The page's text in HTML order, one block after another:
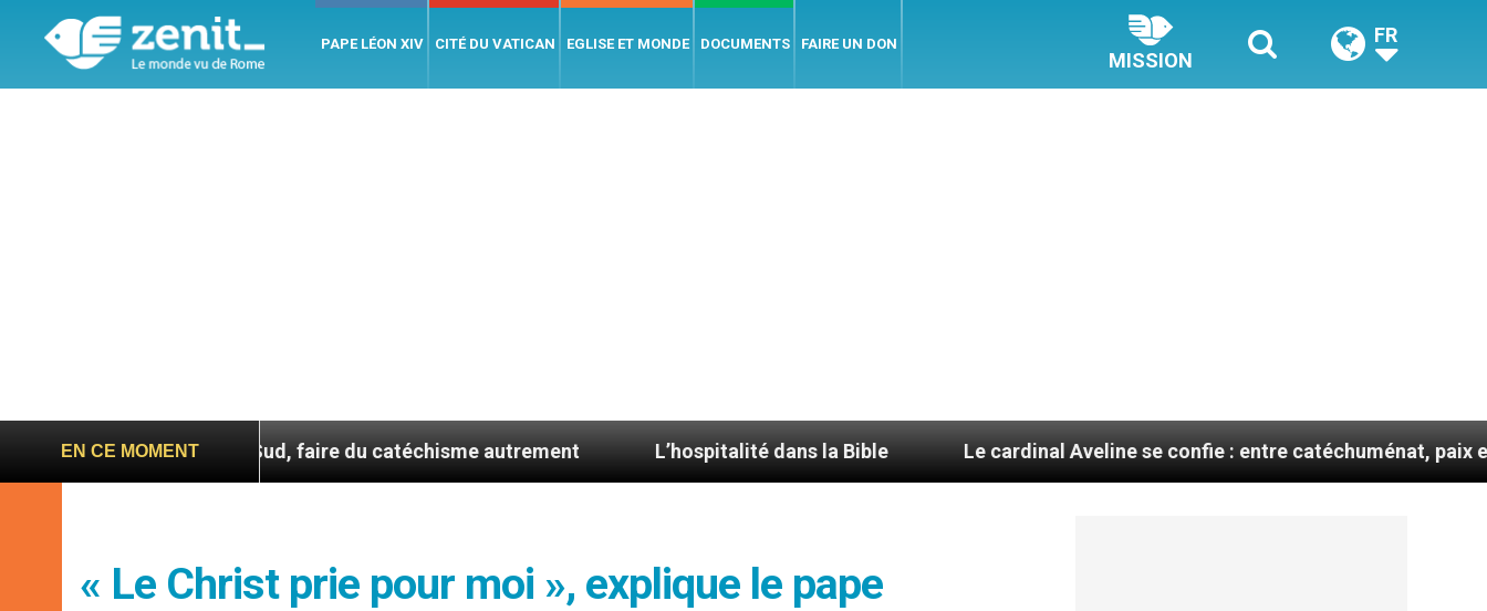
PAPE LÉON XIV CITÉ DU VATICAN EGLISE ET MONDE DOCUMENTS FAIRE UN DON
MISSION
FR
EN CE MOMENT
En Corée du Sud, faire du catéchisme autrement L’hospitalité dans la Bible Le cardinal Aveline se confie : entre catéchuménat, paix et défis
« Le Christ prie pour moi », explique le pape